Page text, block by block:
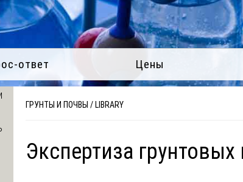
ответ Цены
ГРУНТЫ И ПОЧВЫ /LIBRARY
Экспертиза грунтовых